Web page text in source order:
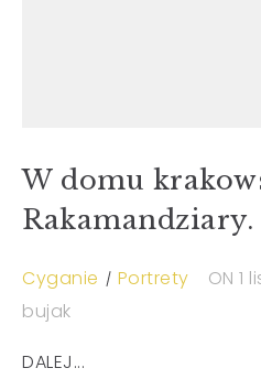
W domu
Rakamandziary.
Cyganie Portrety ON 1
bujak
DALEJ...